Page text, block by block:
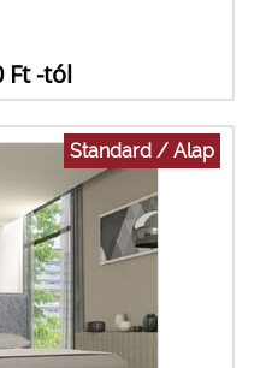
Ft -tól
Standard / Alap